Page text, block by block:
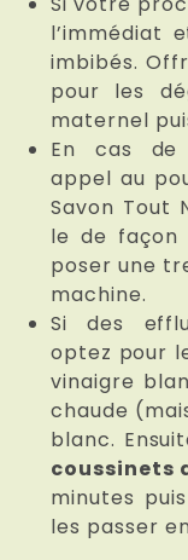
l’immédiat
imbibés.
pour les
maternel
En cas de
appel au
Savon Tout
le de façon
poser une
machine.
Si des
optez pour
vinaigre
chaude
blanc.
coussinets
minutes
les passer